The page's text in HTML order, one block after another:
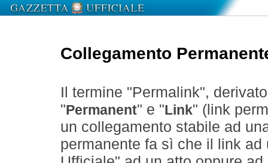
Collegamento
Il termine "Permalink",
" Permanent" e " Link" (link
un collegamento stabile ad
permanente fa sì che il link